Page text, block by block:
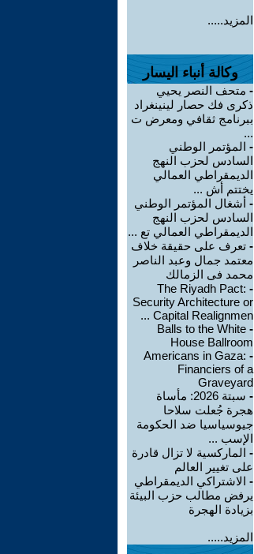
المزيد.....
وكالة أنباء اليسار
- متحف النصر يحيي
ذكرى فك حصار لينينغراد
ببرنامج ثقافي ومعرض ت
...
- المؤتمر الوطني
السادس لحزب النهج
الديمقراطي العمالي
يختتم أش ...
- أشغال المؤتمر الوطني
السادس لحزب النهج
الديمقراطي العمالي تع ...
- تعرف على حقيقة خلاف
معتمد جمال وعبد الناصر
محمد فى الزمالك
-
The Riyadh Pact:
Security Architecture or
Capital Realignmen ...
-
Balls to the White
House Ballroom
-
Americans in Gaza:
Financiers of a
Graveyard
-
سبتة 2026: مأساة
هجرة جُعلت سلاحا
جيوسياسيا ضد الحكومة
الإسب ...
- الماركسية لا تزال قادرة
على تغيير العالم
- الاشتراكي الديمقراطي
يرفض مطالب حزب البيئة
بزيادة الهجرة
المزيد.....